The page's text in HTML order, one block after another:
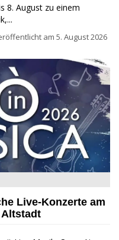
8. August zu einem
am 5. August 2026
Live-Konzerte am
Altstadt